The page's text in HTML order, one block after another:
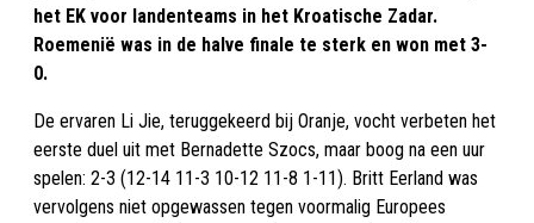
het EK voor landenteams in het Kroatische Zadar.
Roemenië was in de halve finale te sterk en won met 3-
0.
De ervaren Li Jie, teruggekeerd bij Oranje, vocht verbeten het
eerste duel uit met Bernadette Szocs, maar boog na een uur
spelen: 2-3 (12-14 11-3 10-12 11-8 1-11). Britt Eerland was
vervolgens niet opgewassen tegen voormalig Europees